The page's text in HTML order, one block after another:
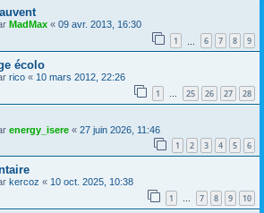
MadMax « 09 avr. 2013, 16:30
1 6 7 8 9
écolo
rico « 10 mars 2012, 22:26
1 … 25 26 27 28
energy_isere « 27 juin 2026, 11:46
1 2 3 4 5 6
kercoz « 10 oct. 2025, 10:38
1 … 7 8 9 10